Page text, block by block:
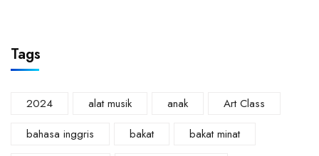
Tags
2024 alat musik anak
Art Class
bahasa inggris
bakat
bakat minat